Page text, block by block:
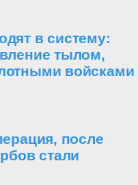
в систему:
тылом,
войсками
после
стали